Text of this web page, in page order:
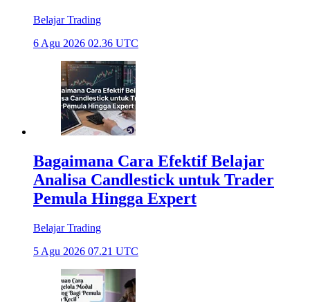
Belajar Trading
6 Agu 2026 02.36 UTC
Bagaimana Cara Efektif Belajar
Analisa Candlestick untuk Trader
Pemula Hingga Expert
Belajar Trading
5 Agu 2026 07.21 UTC